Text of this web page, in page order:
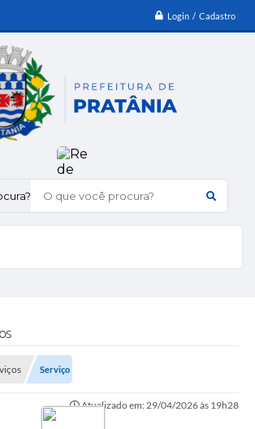
Login / Cadastro
Serviço
Atualizado em: 29/04/2026 às 19h28